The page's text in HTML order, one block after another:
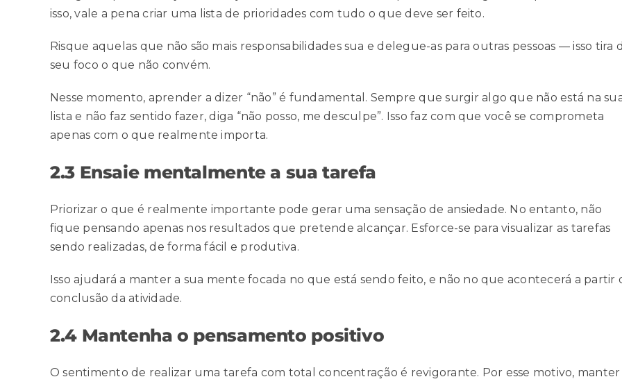
isso, vale a pena criar uma lista de prioridades com tudo o que deve ser feito.
Risque aquelas que não são mais responsabilidades sua e delegue-as para outras pessoas — isso tira
seu foco o que não convém.
Nesse momento, aprender a dizer “não” é fundamental. Sempre que surgir algo que não está na
lista e não faz sentido fazer, diga “não posso, me desculpe”. Isso faz com que você se comprometa
apenas com o que realmente importa.
2.3 Ensaie mentalmente a sua tarefa
Priorizar o que é realmente importante pode gerar uma sensação de ansiedade. No entanto, não
fique pensando apenas nos resultados que pretende alcançar. Esforce-se para visualizar as tarefas
sendo realizadas, de forma fácil e produtiva.
Isso ajudará a manter a sua mente focada no que está sendo feito, e não no que acontecerá a partir
conclusão da atividade.
2.4 Mantenha o pensamento positivo
O sentimento de realizar uma tarefa com total concentração é revigorante. Por esse motivo, manter